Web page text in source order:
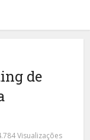
de
Visualizações